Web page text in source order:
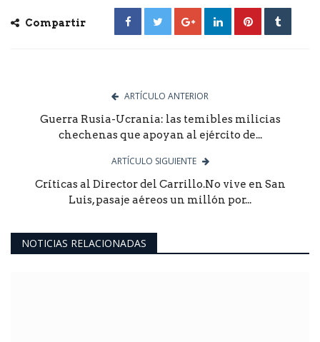
Compartir
ARTÍCULO ANTERIOR
Guerra Rusia-Ucrania: las temibles milicias
chechenas que apoyan al ejército de...
ARTÍCULO SIGUIENTE
Críticas al Director del Carrillo.No vive en San
Luis, pasaje aéreos un millón por...
NOTICIAS RELACIONADAS